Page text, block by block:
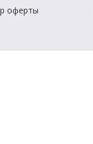
оферты